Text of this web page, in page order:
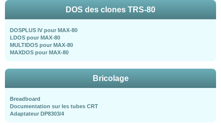
DOS des clones TRS-80
DOSPLUS IV pour MAX-80
LDOS pour MAX-80
MULTIDOS pour MAX-80
MAXDOS pour MAX-80
Bricolage
Breadboard
Documentation sur les tubes CRT
Adaptateur DP8303/4